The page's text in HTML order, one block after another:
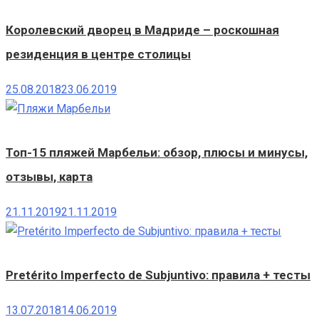
Королевский дворец в Мадриде – роскошная
резиденция в центре столицы
25.08.201823.06.2019
Топ-15 пляжей Марбельи: обзор, плюсы и минусы,
отзывы, карта
21.11.201921.11.2019
Pretérito Imperfecto de Subjuntivo: правила + тесты
13.07.201814.06.2019